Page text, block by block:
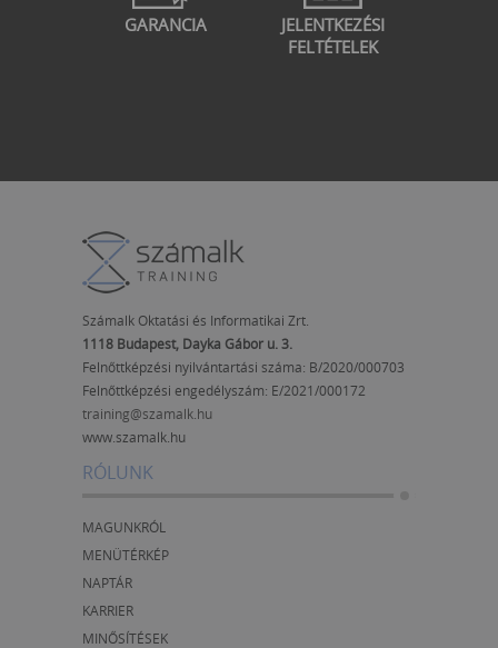
GARANCIA
JELENTKEZÉSI
FELTÉTELEK
Számalk Oktatási és Informatikai Zrt.
1118 Budapest, Dayka Gábor u. 3.
Felnőttképzési nyilvántartási száma: B/2020/000703
Felnőttképzési engedélyszám: E/2021/000172
training@szamalk.hu
www.szamalk.hu
RÓLUNK
MAGUNKRÓL
MENÜTÉRKÉP
NAPTÁR
KARRIER
MINŐSÍTÉSEK